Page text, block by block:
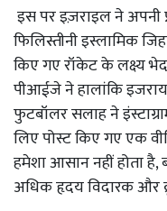
इस पर इज़राइल ने अपनी
फिलिस्तीनी इस्लामिक
किए गए रॉकेट के लक्ष्य
पीआईजे ने हालांकि
फुटबॉलर सलाह ने
लिए पोस्ट किए गए एक
हमेशा आसान नहीं होता
अधिक हृदय विदारक और